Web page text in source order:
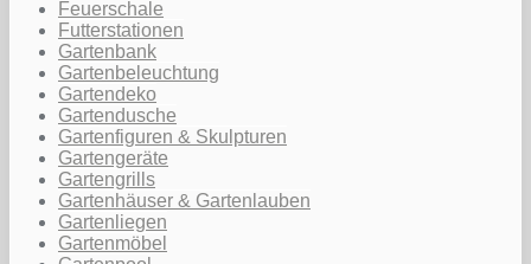
Feuerschale
Futterstationen
Gartenbank
Gartenbeleuchtung
Gartendeko
Gartendusche
Gartenfiguren & Skulpturen
Gartengeräte
Gartengrills
Gartenhäuser & Gartenlauben
Gartenliegen
Gartenmöbel